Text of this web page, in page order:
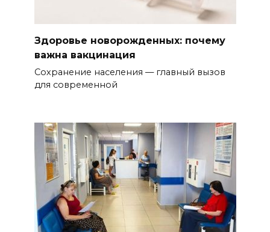
Здоровье новорожденных: почему
важна вакцинация
Сохранение населения — главный вызов
для современной